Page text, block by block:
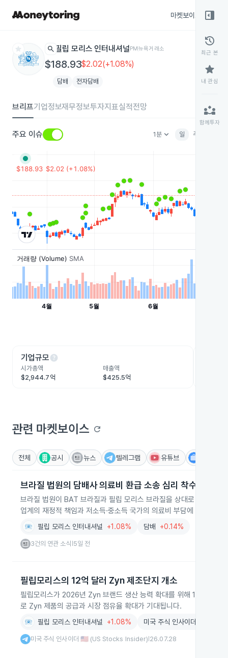
마켓보이스
star search 필립 모리스 인터내셔널PM뉴욕거래소
$188.93$2.02(+1.08%)
담배 전자담배
브리프기업정보재무정보투자지표실적전망
주요 이슈 1분keyboard_arrow_down 일 주
기업규모help
시가총액
$2,944.7억
매출액
$425.5억
관련 마켓보이스 refresh
전체 공시 뉴스 텔레그램 유튜브
브라질 법원의 담배사 의료비 환급 소송 심리 착수
브라질 법원이 BAT 브라질과 필립 모리스 브라질을 상대로 연간 약
업계의 재정적 책임과 저소득·중소득 국가의 의료비 부담에 영향을 줄
필립 모리스 인터내셔널 +1.08% 담배 +0.14%
3건의 연관 소식 5일 전
필립모리스의 12억 달러 Zyn 제조단지 개소
필립모리스가 2026년 Zyn 브랜드 생산 능력 확대를 위해 12억 달러
로 Zyn 제품의 공급과 시장 점유율 확대가 기대됩니다.
필립 모리스 인터내셔널 +1.08% 미국 주식 인사이더 🇺🇸 (US
미국 주식 인사이더 🇺🇸 (US Stocks Insider) 26.07.28
right_panel_open
history
최근 본
star
내 관심
partner_exchange
함께투자